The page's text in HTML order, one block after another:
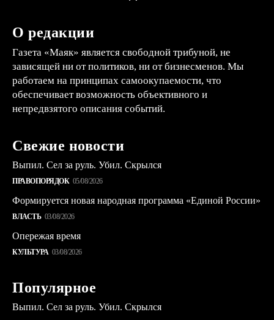
О редакции
Газета «Маяк» является свободной трибуной, не
зависящей ни от политиков, ни от бизнесменов. Мы
работаем на принципах самоокупаемости, что
обеспечивает возможность объективного и
непредвзятого описания событий.
Свежие новости
Выпил. Сел за руль. Убил. Скрылся
ПРАВОПОРЯДОК 05/08/2026
Формируется новая народная программа «Единой России»
ВЛАСТЬ 03/08/2026
Опережая время
КУЛЬТУРА 03/08/2026
Популярное
Выпил. Сел за руль. Убил. Скрылся